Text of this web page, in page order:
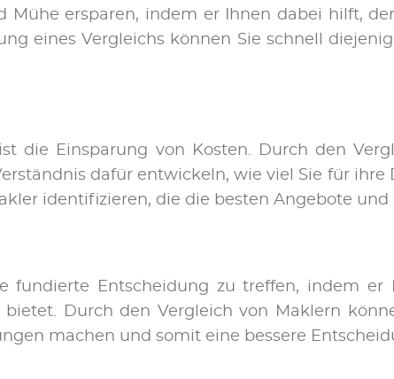
Mü­he er­spa­ren, in­dem er Ih­nen da­bei hilft,
ei­nes Ver­gleichs kön­nen Sie schnell
die Ein­spa­rung von Kos­ten. Durch den
da­für ent­wi­ckeln, wie viel Sie für
iden­ti­fi­zie­ren, die die bes­ten An­ge­bo­te
fun­dier­te Ent­schei­dung zu tref­fen, in­dem er
Durch den Ver­gleich von Mak­lern
ma­chen und so­mit ei­ne bes­se­re